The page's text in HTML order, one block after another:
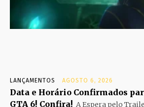
LANÇAMENTOS AGOSTO 6, 2026
Data e Horário Confirmados
GTA 6! Confira! A Espera pelo